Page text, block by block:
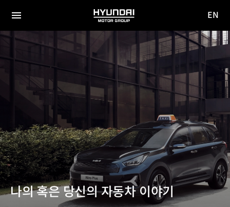
전체
메뉴
HYUNDAI
MOTOR
사이
이동
EN
나의 혹은 당신의 자동차 이야기